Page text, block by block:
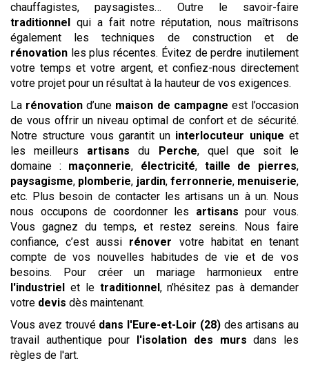
chauffagistes, paysagistes… Outre le savoir-faire
traditionnel
qui a fait notre réputation, nous maîtrisons
également les techniques de construction et de
rénovation les plus récentes. Évitez de perdre inutilement
votre temps et votre argent, et confiez-nous directement
votre projet pour un résultat à la hauteur de vos exigences.
La rénovation d’une maison de campagne est l’occasion
de vous offrir un niveau optimal de confort et de sécurité.
Notre structure vous garantit un interlocuteur unique et
les meilleurs artisans du Perche, quel que soit le
domaine : maçonnerie, électricité, taille de pierres,
paysagisme, plomberie, jardin, ferronnerie, menuiserie,
etc. Plus besoin de contacter les artisans un à un. Nous
nous occupons de coordonner les artisans pour vous.
Vous gagnez du temps, et restez sereins. Nous faire
confiance, c’est aussi rénover votre habitat en tenant
compte de vos nouvelles habitudes de vie et de vos
besoins. Pour créer un mariage harmonieux entre
l'industriel
et le traditionnel , n’hésitez pas à demander
votre devis dès maintenant.
Vous avez trouvé dans l'Eure-et-Loir (28) des artisans au
travail authentique pour
l'isolation des murs dans les
règles de l'art.